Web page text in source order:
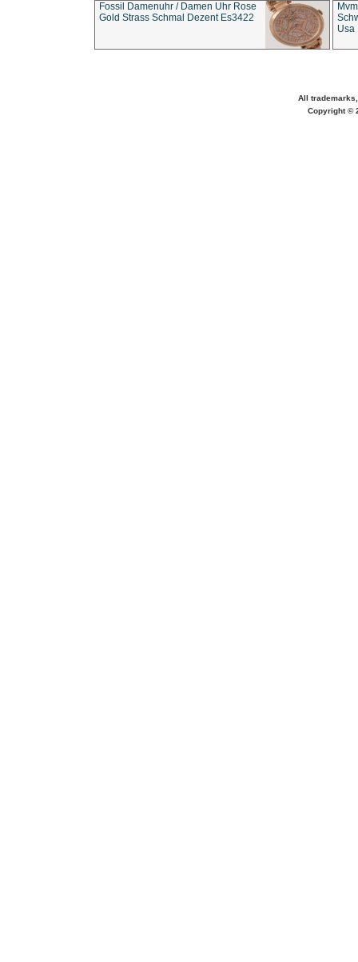
Fossil Damenuhr / Damen Uhr Rose
Gold Strass Schmal Dezent Es3422
Usa
All
Copyright ©